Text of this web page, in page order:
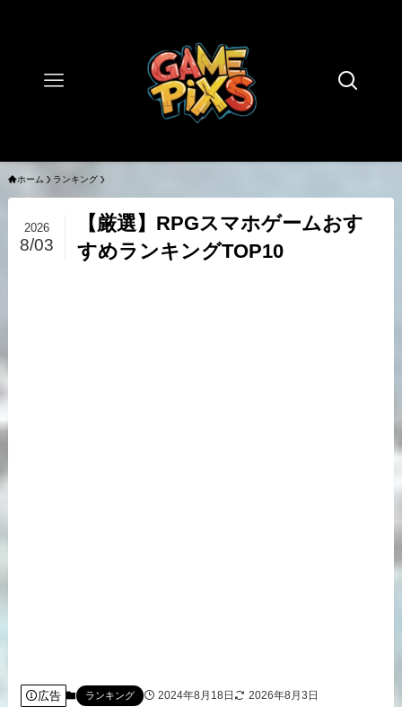
ホーム ランキング
【厳選】RPGスマホゲームおす
すめランキングTOP10
2026
8/03
広告 ランキング 2024年8月18日 2026年8月3日